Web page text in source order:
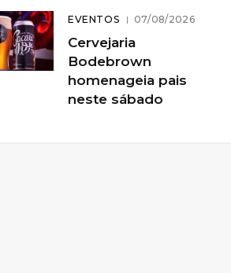
EVENTOS 07/08/2026
Cervejaria
Bodebrown
homenageia pais
neste sábado